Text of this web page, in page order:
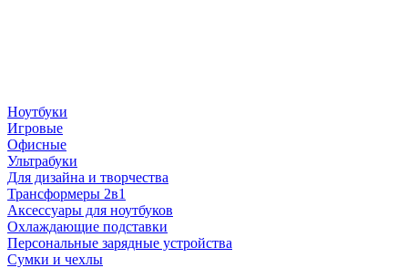
Ноутбуки
Игровые
Офисные
Ультрабуки
Для дизайна и творчества
Трансформеры 2в1
Аксессуары для ноутбуков
Охлаждающие подставки
Персональные зарядные устройства
Сумки и чехлы